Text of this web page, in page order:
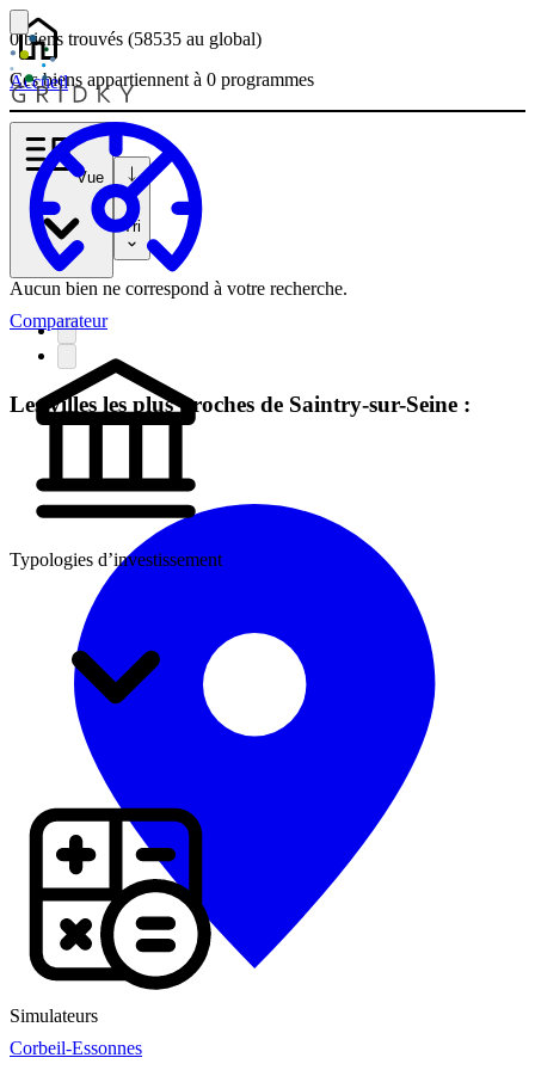
Accueil
Comparateur
Typologies d’investissement
Simulateurs
0 biens trouvés (58535 au global)
Ces biens appartiennent à 0 programmes
Vue
Tri
Aucun bien ne correspond à votre recherche.
Les villes les plus proches de Saintry-sur-Seine :
Corbeil-Essonnes